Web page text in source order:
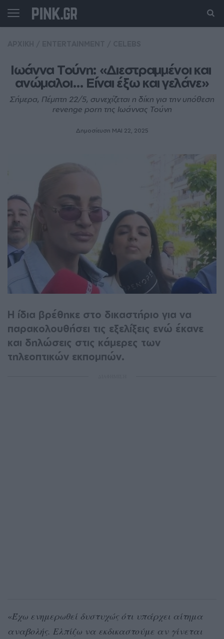
Ιωάννα Τούνη: «Διεστραμμένοι και
ανώμαλοι… Είναι έξω και γελάνε»
Σήμερα, Πέμπτη 22/5, συνεχίζεται η δίκη για την υπόθεση
revenge pοrn της Ιωάννας Τούνη
Δημοσίευση ΜΑΙ 22, 2025
Η ίδια βρέθηκε στο δικαστήριο για να
παρακολουθήσει τις εξελίξεις ενώ έκανε
και δηλώσεις στις κάμερες των
τηλεοπτικών εκπομπών.
«Έχω ενημερωθεί δυστυχώς ότι υπάρχει αίτημα
αναβολής. Ελπίζω να εκδικαστούμε αν γίνεται